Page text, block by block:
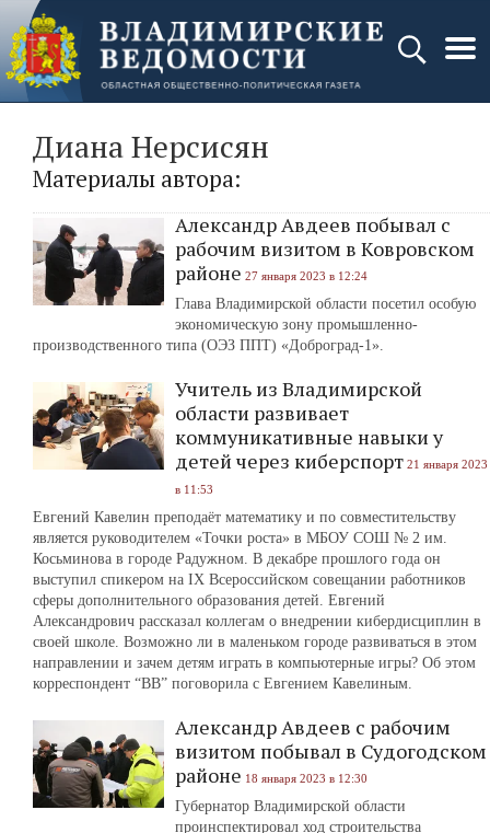
Диана Нерсисян
Материалы автора:
Александр Авдеев побывал с
рабочим визитом в Ковровском
районе 27 января 2023 в 12:24
Глава Владимирской области посетил особую
экономическую зону промышленно-
производственного типа (ОЭЗ ППТ) «Доброград-1».
Учитель из Владимирской
области развивает
коммуникативные навыки у
детей через киберспорт 21 января 2023
в 11:53
Евгений Кавелин преподаёт математику и по совместительству
является руководителем «Точки роста» в МБОУ СОШ № 2 им.
Косьминова в городе Радужном. В декабре прошлого года он
выступил спикером на IX Всероссийском совещании работников
сферы дополнительного образования детей. Евгений
Александрович рассказал коллегам о внедрении кибердисциплин в
своей школе. Возможно ли в маленьком городе развиваться в этом
направлении и зачем детям играть в компьютерные игры? Об этом
корреспондент “ВВ” поговорила с Евгением Кавелиным.
Александр Авдеев с рабочим
визитом побывал в Судогодском
районе 18 января 2023 в 12:30
Губернатор Владимирской области
проинспектировал ход строительства